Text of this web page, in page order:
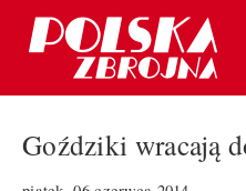
Goździki wracają